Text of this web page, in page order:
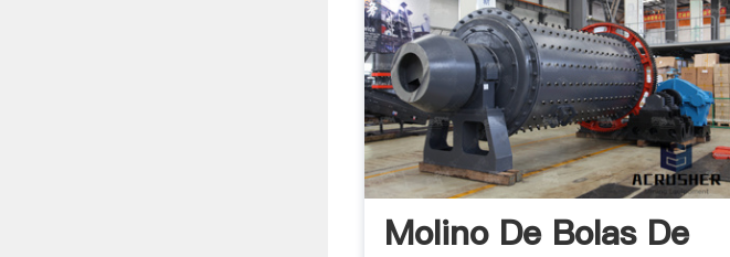
Molino De Bolas De